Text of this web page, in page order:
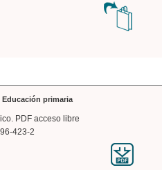
Educación primaria
PDF acceso libre
423-2